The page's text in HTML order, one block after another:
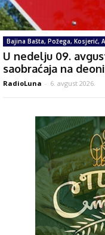
Bajina Bašta, Požega, Kosjerić,
U nedelju 09.
saobraćaja na
RadioLuna - 6. avgust 2026.